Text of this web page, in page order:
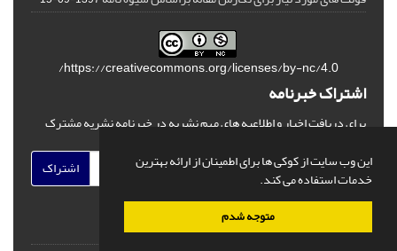
این وب سایت از کوکی ها برای اطمینان از ارائه بهترین
خدمات استفاده می کند.
متوجه شدم
https://creativecommons.org/licenses/by-nc/4.0/
اشتراک خبرنامه
برای دریافت اخبار و اطلاعیه های مهم نشریه در خبرنامه نشریه مشترک
اشتراک